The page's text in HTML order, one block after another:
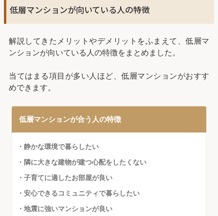
低層マンションが向いている人の特徴
解説してきたメリットやデメリットをふまえて、低層マ
ンションが向いている人の特徴をまとめました。
当てはまる項目が多い人ほど、低層マンションがおすす
めできます。
低層マンションが合う人の特徴
・静かな環境で暮らしたい
・隣に大きな建物が建つ心配をしたくない
・子育てに適したお部屋が良い
・安心できるコミュニティで暮らしたい
・地震に強いマンションが良い